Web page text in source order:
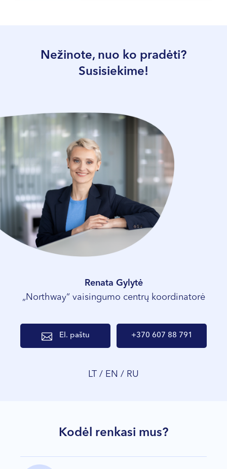
Nežinote, nuo ko pradėti?
Susisiekime!
Renata Gylytė
„Northway“ vaisingumo centrų koordinatorė
El. paštu +370 607 88 791
LT / EN / RU
Kodėl renkasi mus?